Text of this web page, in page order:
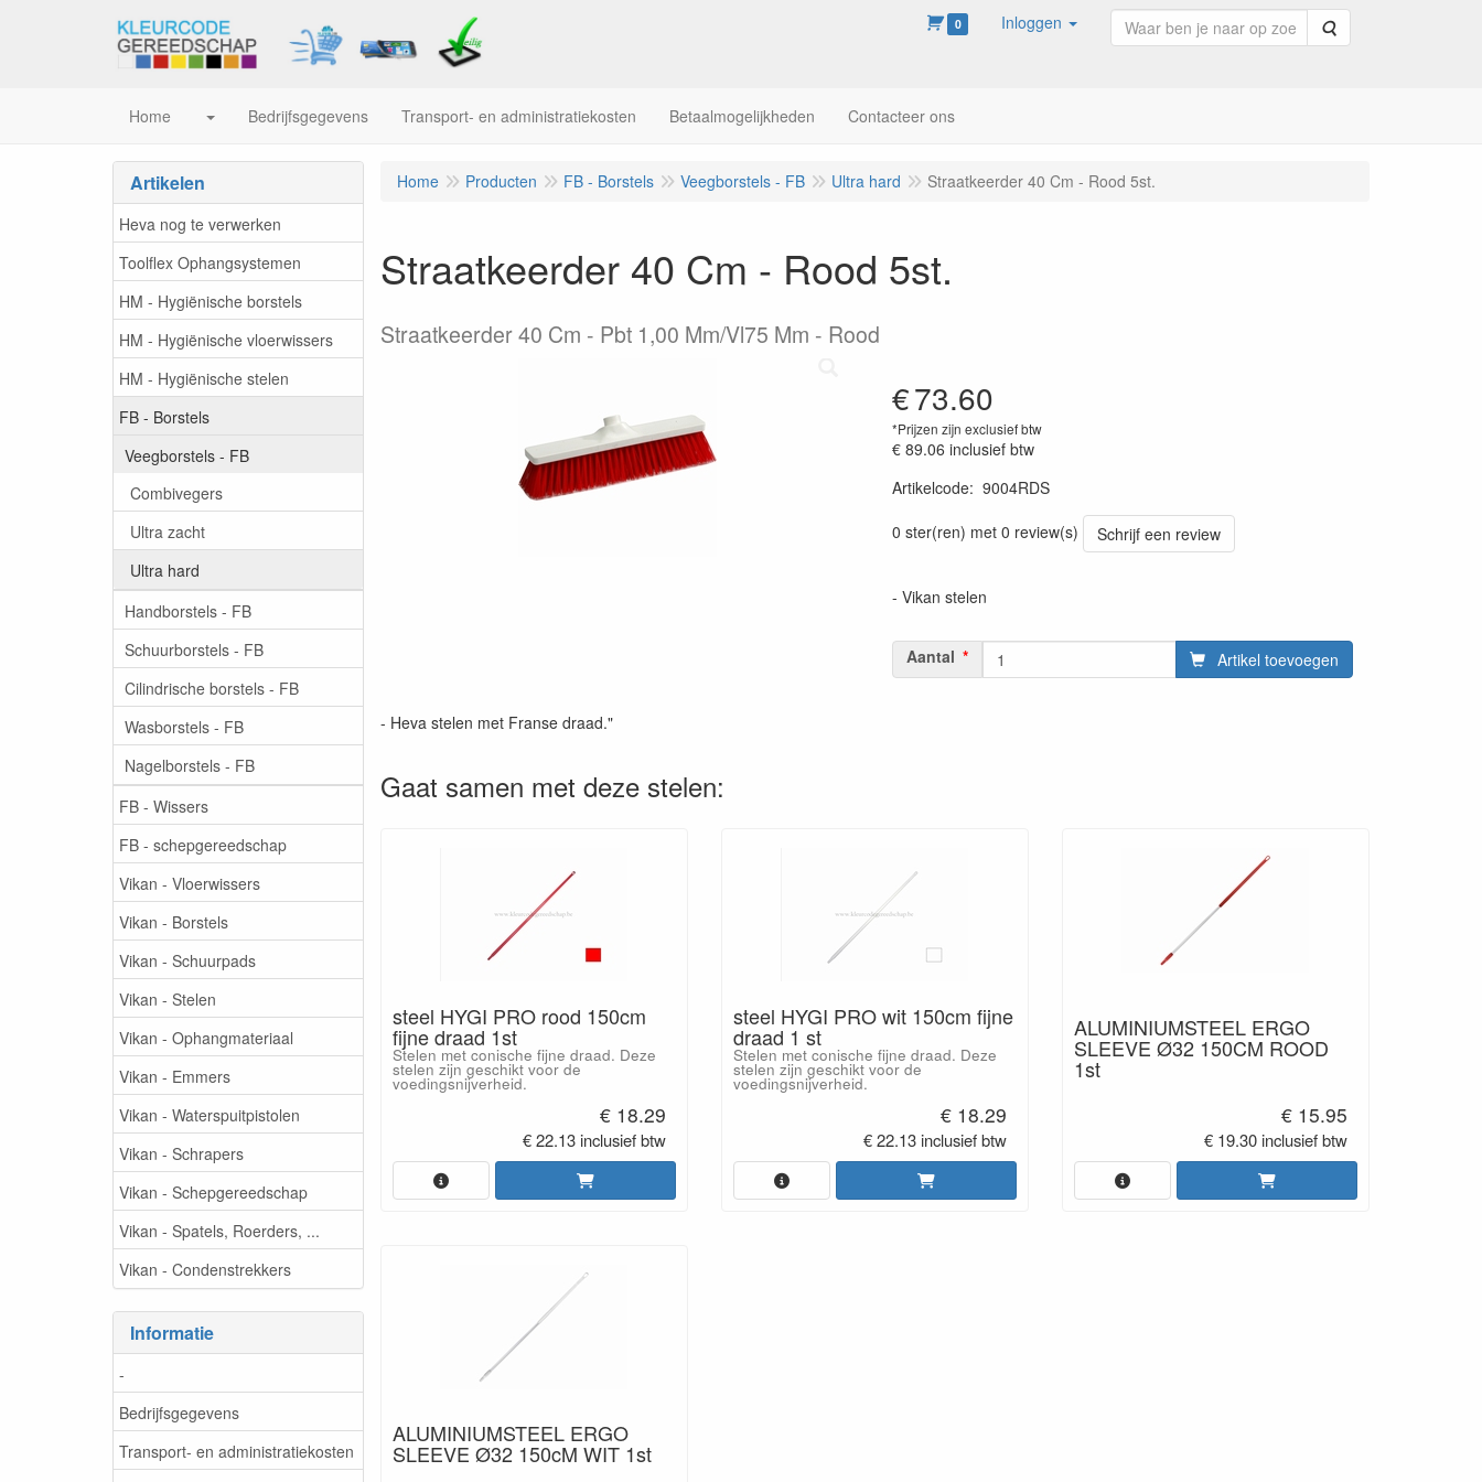
0 Inloggen Zoeken
Home Bedrijfsgegevens Transport- en administratiekosten Betaalmogelijkheden Contacteer ons
Artikelen
Heva nog te verwerken
Toolflex Ophangsystemen
HM - Hygiënische borstels
HM - Hygiënische vloerwissers
HM - Hygiënische stelen
FB - Borstels
Veegborstels - FB
Combivegers
Ultra zacht
Ultra hard
Handborstels - FB
Schuurborstels - FB
Cilindrische borstels - FB
Wasborstels - FB
Nagelborstels - FB
FB - Wissers
FB - schepgereedschap
Vikan - Vloerwissers
Vikan - Borstels
Vikan - Schuurpads
Vikan - Stelen
Vikan - Ophangmateriaal
Vikan - Emmers
Vikan - Waterspuitpistolen
Vikan - Schrapers
Vikan - Schepgereedschap
Vikan - Spatels, Roerders, ...
Vikan - Condenstrekkers
Informatie
-
Bedrijfsgegevens
Transport- en administratiekosten
Home Producten FB - Borstels Veegborstels - FB Ultra hard Straatkeerder 40 Cm - Rood 5st.
Straatkeerder 40 Cm - Rood 5st.
Straatkeerder 40 Cm - Pbt 1,00 Mm/Vl75 Mm - Rood
€73.60
*Prijzen zijn exclusief btw
€ 89.06 inclusief btw
Artikelcode: 9004RDS
0 ster(ren) met 0 review(s)
Schrijf een review
- Vikan stelen
Aantal Artikel toevoegen
- Heva stelen met Franse draad."
Gaat samen met deze stelen:
steel HYGI PRO rood 150cm
fijne draad 1st
Stelen met conische fijne draad. Deze
stelen zijn geschikt voor de
voedingsnijverheid.
€ 18.29
€ 22.13 inclusief btw
steel HYGI PRO wit 150cm fijne
draad 1 st
Stelen met conische fijne draad. Deze
stelen zijn geschikt voor de
voedingsnijverheid.
€ 18.29
€ 22.13 inclusief btw
ALUMINIUMSTEEL ERGO
SLEEVE Ø32 150CM ROOD
1st
€ 15.95
€ 19.30 inclusief btw
ALUMINIUMSTEEL ERGO
SLEEVE Ø32 150cM WIT 1st